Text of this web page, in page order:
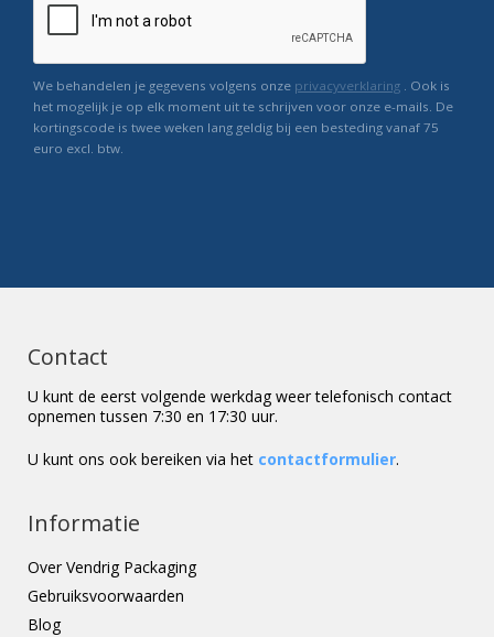
We behandelen je gegevens volgens onze privacyverklaring . Ook is
het mogelijk je op elk moment uit te schrijven voor onze e-mails. De
kortingscode is twee weken lang geldig bij een besteding vanaf 75
euro excl. btw.
Contact
U kunt de eerst volgende werkdag weer telefonisch contact
opnemen tussen 7:30 en 17:30 uur.
U kunt ons ook bereiken via het contactformulier.
Informatie
Over Vendrig Packaging
Gebruiksvoorwaarden
Blog